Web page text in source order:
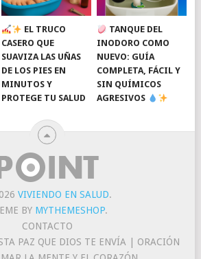
EL TRUCO
CASERO QUE
SUAVIZA LAS UÑAS
DE LOS PIES EN
MINUTOS Y
PROTEGE TU SALUD
TANQUE DEL
INODORO COMO
NUEVO: GUÍA
COMPLETA, FÁCIL Y
SIN QUÍMICOS
AGRESIVOS
VIVIENDO EN SALUD.
BY MYTHEMESHOP.
CONTACTO
PAZ QUE DIOS TE ENVÍA | ORACIÓN